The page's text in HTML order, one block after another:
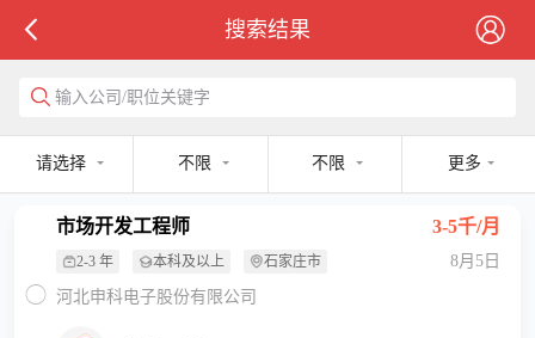
搜索结果
输入公司/职位关键字
请选择 不限 不限 更多
市场开发工程师 3-5千/月
2-3 年 本科及以上 石家庄市
8月5日
河北申科电子股份有限公司